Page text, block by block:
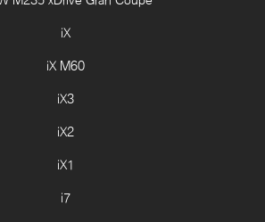
iX
iX M60
iX3
iX2
iX1
i7